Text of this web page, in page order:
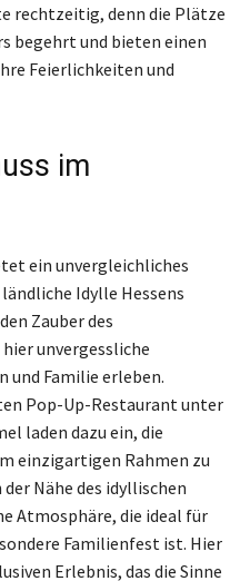
rechtzeitig, denn die Plätze
begehrt und bieten einen
Feierlichkeiten und
im
ein unvergleichliches
Idylle Hessens
Zauber des
unvergessliche
Familie erleben.
Pop-Up-Restaurant unter
laden dazu ein, die
einzigartigen Rahmen zu
Nähe des idyllischen
Atmosphäre, die ideal für
Familienfest ist. Hier
Erlebnis, das die Sinne